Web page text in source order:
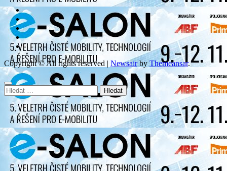
Copyright © All rights reserved | NewsairbyThemeansar.
Vyhledávání